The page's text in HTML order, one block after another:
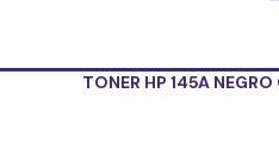
TONER HP 145A